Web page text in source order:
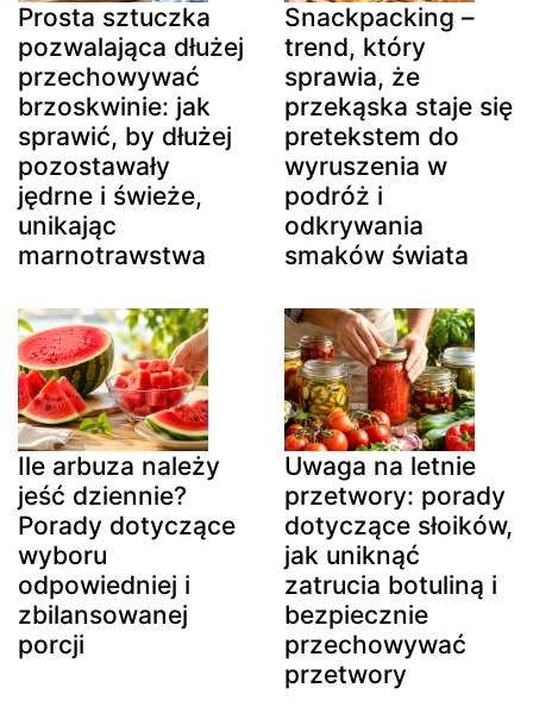
Prosta sztuczka
pozwalająca dłużej
przechowywać
brzoskwinie: jak
sprawić, by dłużej
pozostawały
jędrne i świeże,
unikając
marnotrawstwa
Snackpacking –
trend, który
sprawia, że
przekąska staje się
pretekstem do
wyruszenia w
podróż i
odkrywania
smaków świata
Ile arbuza należy
jeść dziennie?
Porady dotyczące
wyboru
odpowiedniej i
zbilansowanej
porcji
Uwaga na letnie
przetwory: porady
dotyczące słoików,
jak uniknąć
zatrucia botuliną i
bezpiecznie
przechowywać
przetwory